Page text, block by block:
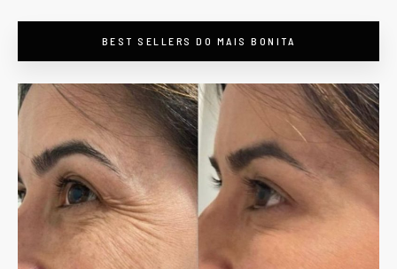
BEST SELLERS DO MAIS BONITA